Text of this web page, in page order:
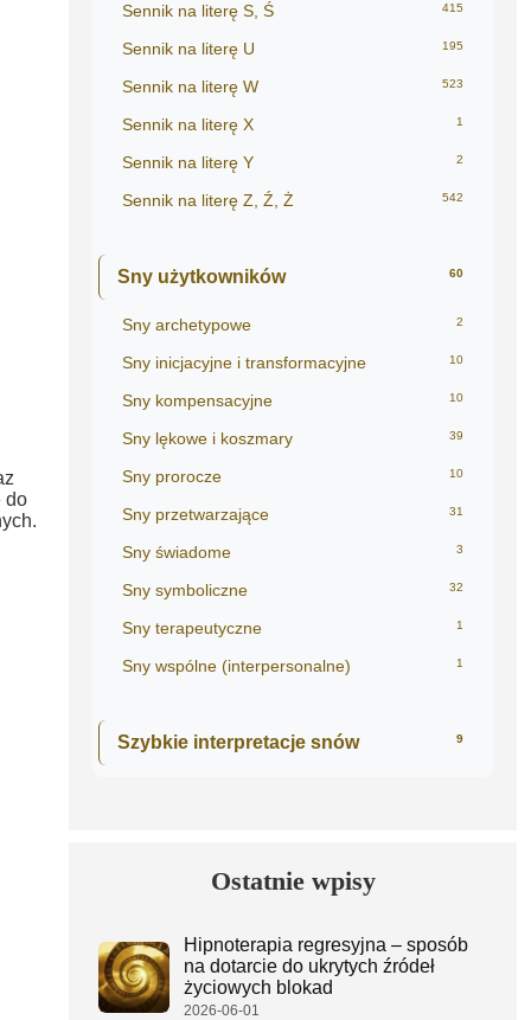
do
Sennik na literę S, Ś 415
Sennik na literę U 195
Sennik na literę W 523
Sennik na literę X 1
Sennik na literę Y 2
Sennik na literę Z, Ź, Ż 542
Sny użytkowników 60
Sny archetypowe 2
Sny inicjacyjne i transformacyjne 10
Sny kompensacyjne 10
Sny lękowe i koszmary 39
Sny prorocze 10
Sny przetwarzające 31
Sny świadome 3
Sny symboliczne 32
Sny terapeutyczne 1
Sny wspólne (interpersonalne) 1
Szybkie interpretacje snów 9
Ostatnie wpisy
Hipnoterapia regresyjna – sposób
na dotarcie do ukrytych źródeł
życiowych blokad
2026-06-01